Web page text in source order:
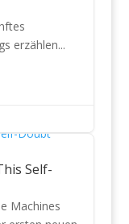
erzählen...
Self-
Machines